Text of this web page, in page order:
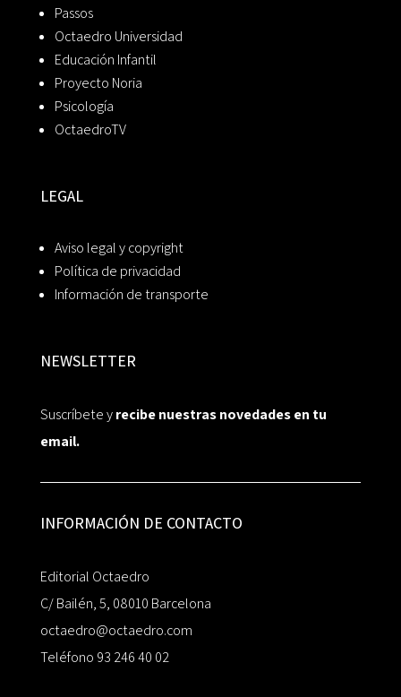
Passos
Octaedro Universidad
Educación Infantil
Proyecto Noria
Psicología
OctaedroTV
LEGAL
Aviso legal y copyright
Política de privacidad
Información de transporte
NEWSLETTER
Suscríbete yrecibe nuestras novedades en tu
email.
INFORMACIÓN DE CONTACTO
Editorial Octaedro
C/ Bailén, 5, 08010 Barcelona
octaedro@octaedro.com
Teléfono 93 246 40 02